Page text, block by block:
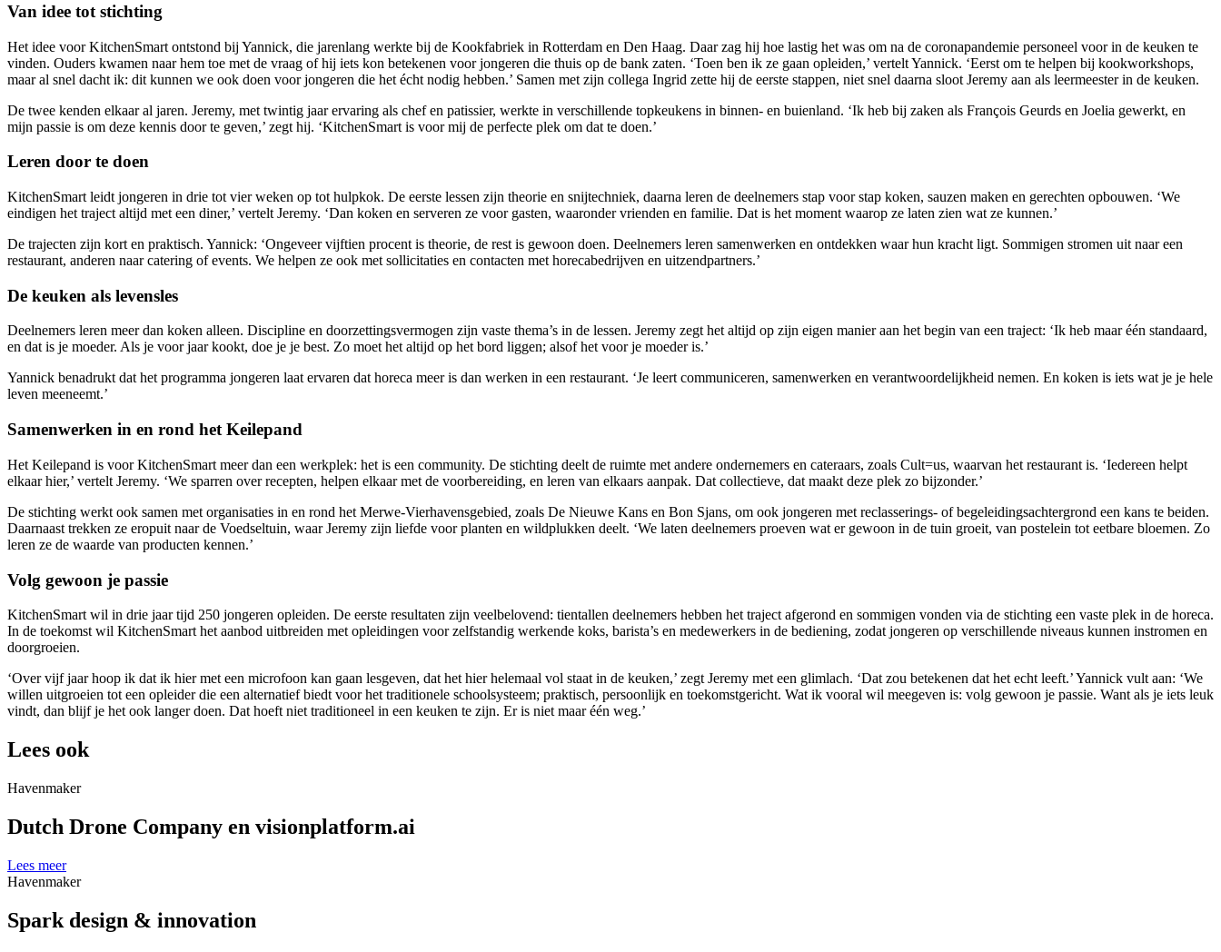
Van idee tot stichting
Het idee voor KitchenSmart ontstond bij Yannick, die jarenlang werkte bij de Kookfabriek in Rotterdam en Den Haag. Daar zag hij hoe lastig het was om na de coronapandemie personeel voor in de keuken te
vinden. Ouders kwamen naar hem toe met de vraag of hij iets kon betekenen voor jongeren die thuis op de bank zaten. ‘Toen ben ik ze gaan opleiden,’ vertelt Yannick. ‘Eerst om te helpen bij kookworkshops,
maar al snel dacht ik: dit kunnen we ook doen voor jongeren die het écht nodig hebben.’ Samen met zijn collega Ingrid zette hij de eerste stappen, niet snel daarna sloot Jeremy aan als leermeester in de keuken.
De twee kenden elkaar al jaren. Jeremy, met twintig jaar ervaring als chef en patissier, werkte in verschillende topkeukens in binnen- en buienland. ‘Ik heb bij zaken als François Geurds en Joelia gewerkt, en
mijn passie is om deze kennis door te geven,’ zegt hij. ‘KitchenSmart is voor mij de perfecte plek om dat te doen.’
Leren door te doen
KitchenSmart leidt jongeren in drie tot vier weken op tot hulpkok. De eerste lessen zijn theorie en snijtechniek, daarna leren de deelnemers stap voor stap koken, sauzen maken en gerechten opbouwen. ‘We
eindigen het traject altijd met een diner,’ vertelt Jeremy. ‘Dan koken en serveren ze voor gasten, waaronder vrienden en familie. Dat is het moment waarop ze laten zien wat ze kunnen.’
De trajecten zijn kort en praktisch. Yannick: ‘Ongeveer vijftien procent is theorie, de rest is gewoon doen. Deelnemers leren samenwerken en ontdekken waar hun kracht ligt. Sommigen stromen uit naar een
restaurant, anderen naar catering of events. We helpen ze ook met sollicitaties en contacten met horecabedrijven en uitzendpartners.’
De keuken als levensles
Deelnemers leren meer dan koken alleen. Discipline en doorzettingsvermogen zijn vaste thema’s in de lessen. Jeremy zegt het altijd op zijn eigen manier aan het begin van een traject: ‘Ik heb maar één standaard,
en dat is je moeder. Als je voor jaar kookt, doe je je best. Zo moet het altijd op het bord liggen; alsof het voor je moeder is.’
Yannick benadrukt dat het programma jongeren laat ervaren dat horeca meer is dan werken in een restaurant. ‘Je leert communiceren, samenwerken en verantwoordelijkheid nemen. En koken is iets wat je je hele
leven meeneemt.’
Samenwerken in en rond het Keilepand
Het Keilepand is voor KitchenSmart meer dan een werkplek: het is een community. De stichting deelt de ruimte met andere ondernemers en cateraars, zoals Cult=us, waarvan het restaurant is. ‘Iedereen helpt
elkaar hier,’ vertelt Jeremy. ‘We sparren over recepten, helpen elkaar met de voorbereiding, en leren van elkaars aanpak. Dat collectieve, dat maakt deze plek zo bijzonder.’
De stichting werkt ook samen met organisaties in en rond het Merwe-Vierhavensgebied, zoals De Nieuwe Kans en Bon Sjans, om ook jongeren met reclasserings- of begeleidingsachtergrond een kans te beiden.
Daarnaast trekken ze eropuit naar de Voedseltuin, waar Jeremy zijn liefde voor planten en wildplukken deelt. ‘We laten deelnemers proeven wat er gewoon in de tuin groeit, van postelein tot eetbare bloemen. Zo
leren ze de waarde van producten kennen.’
Volg gewoon je passie
KitchenSmart wil in drie jaar tijd 250 jongeren opleiden. De eerste resultaten zijn veelbelovend: tientallen deelnemers hebben het traject afgerond en sommigen vonden via de stichting een vaste plek in de horeca.
In de toekomst wil KitchenSmart het aanbod uitbreiden met opleidingen voor zelfstandig werkende koks, barista’s en medewerkers in de bediening, zodat jongeren op verschillende niveaus kunnen instromen en
doorgroeien.
‘Over vijf jaar hoop ik dat ik hier met een microfoon kan gaan lesgeven, dat het hier helemaal vol staat in de keuken,’ zegt Jeremy met een glimlach. ‘Dat zou betekenen dat het echt leeft.’ Yannick vult aan: ‘We
willen uitgroeien tot een opleider die een alternatief biedt voor het traditionele schoolsysteem; praktisch, persoonlijk en toekomstgericht. Wat ik vooral wil meegeven is: volg gewoon je passie. Want als je iets leuk
vindt, dan blijf je het ook langer doen. Dat hoeft niet traditioneel in een keuken te zijn. Er is niet maar één weg.’
Lees ook
Havenmaker
Dutch Drone Company en visionplatform.ai
Lees meer
Havenmaker
Spark design & innovation